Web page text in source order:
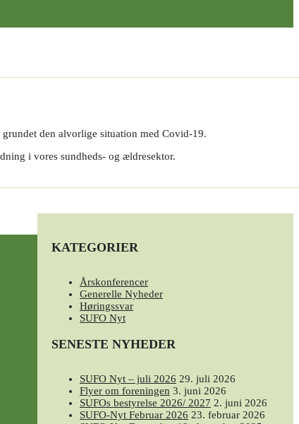
den alvorlige situation med Covid-19.
i vores sundheds- og ældresektor.
KATEGORIER
Årskonferencer
Generelle Nyheder
Høringssvar
SUFO Nyt
SENESTE NYHEDER
SUFO Nyt – juli 2026 29. juli 2026
Flyer om foreningen 3. juni 2026
SUFOs bestyrelse 2026/ 2027 2. juni 2026
SUFO-Nyt Februar 2026 23. februar 2026